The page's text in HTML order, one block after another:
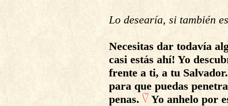
Lo desearía, si también
Necesitas dar todavía
casi estás ahí! Yo
frente a ti, a tu
para que puedas
penas.
Yo anhelo por